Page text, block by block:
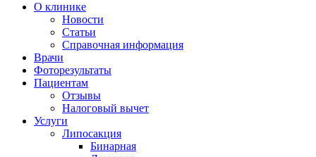
О клинике
Новости
Статьи
Справочная информация
Врачи
Фоторезультаты
Пациентам
Отзывы
Налоговый вычет
Услуги
Липосакция
Бинарная